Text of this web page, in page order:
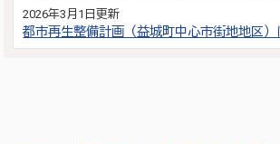
2026年3月1日更新
都市再生整備計画（益城町中心市街地地区）